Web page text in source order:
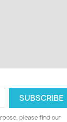
please find our